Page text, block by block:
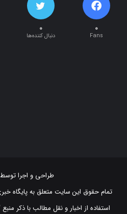
۰
Fans
۰
دنبال کننده‌ها
تمام حقوق این سایت متعلق به پایگاه
All rights reserved